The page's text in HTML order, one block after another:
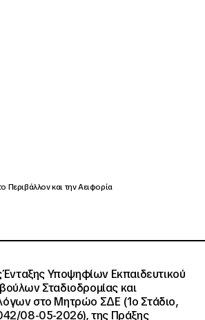
Περιβάλλον και την Αειφορία
Ένταξης Υποψηφίων Εκπαιδευτικού
Σταδιοδρομίας και
στο Μητρώο ΣΔΕ (1ο Στάδιο,
08-05-2026), της Πράξης